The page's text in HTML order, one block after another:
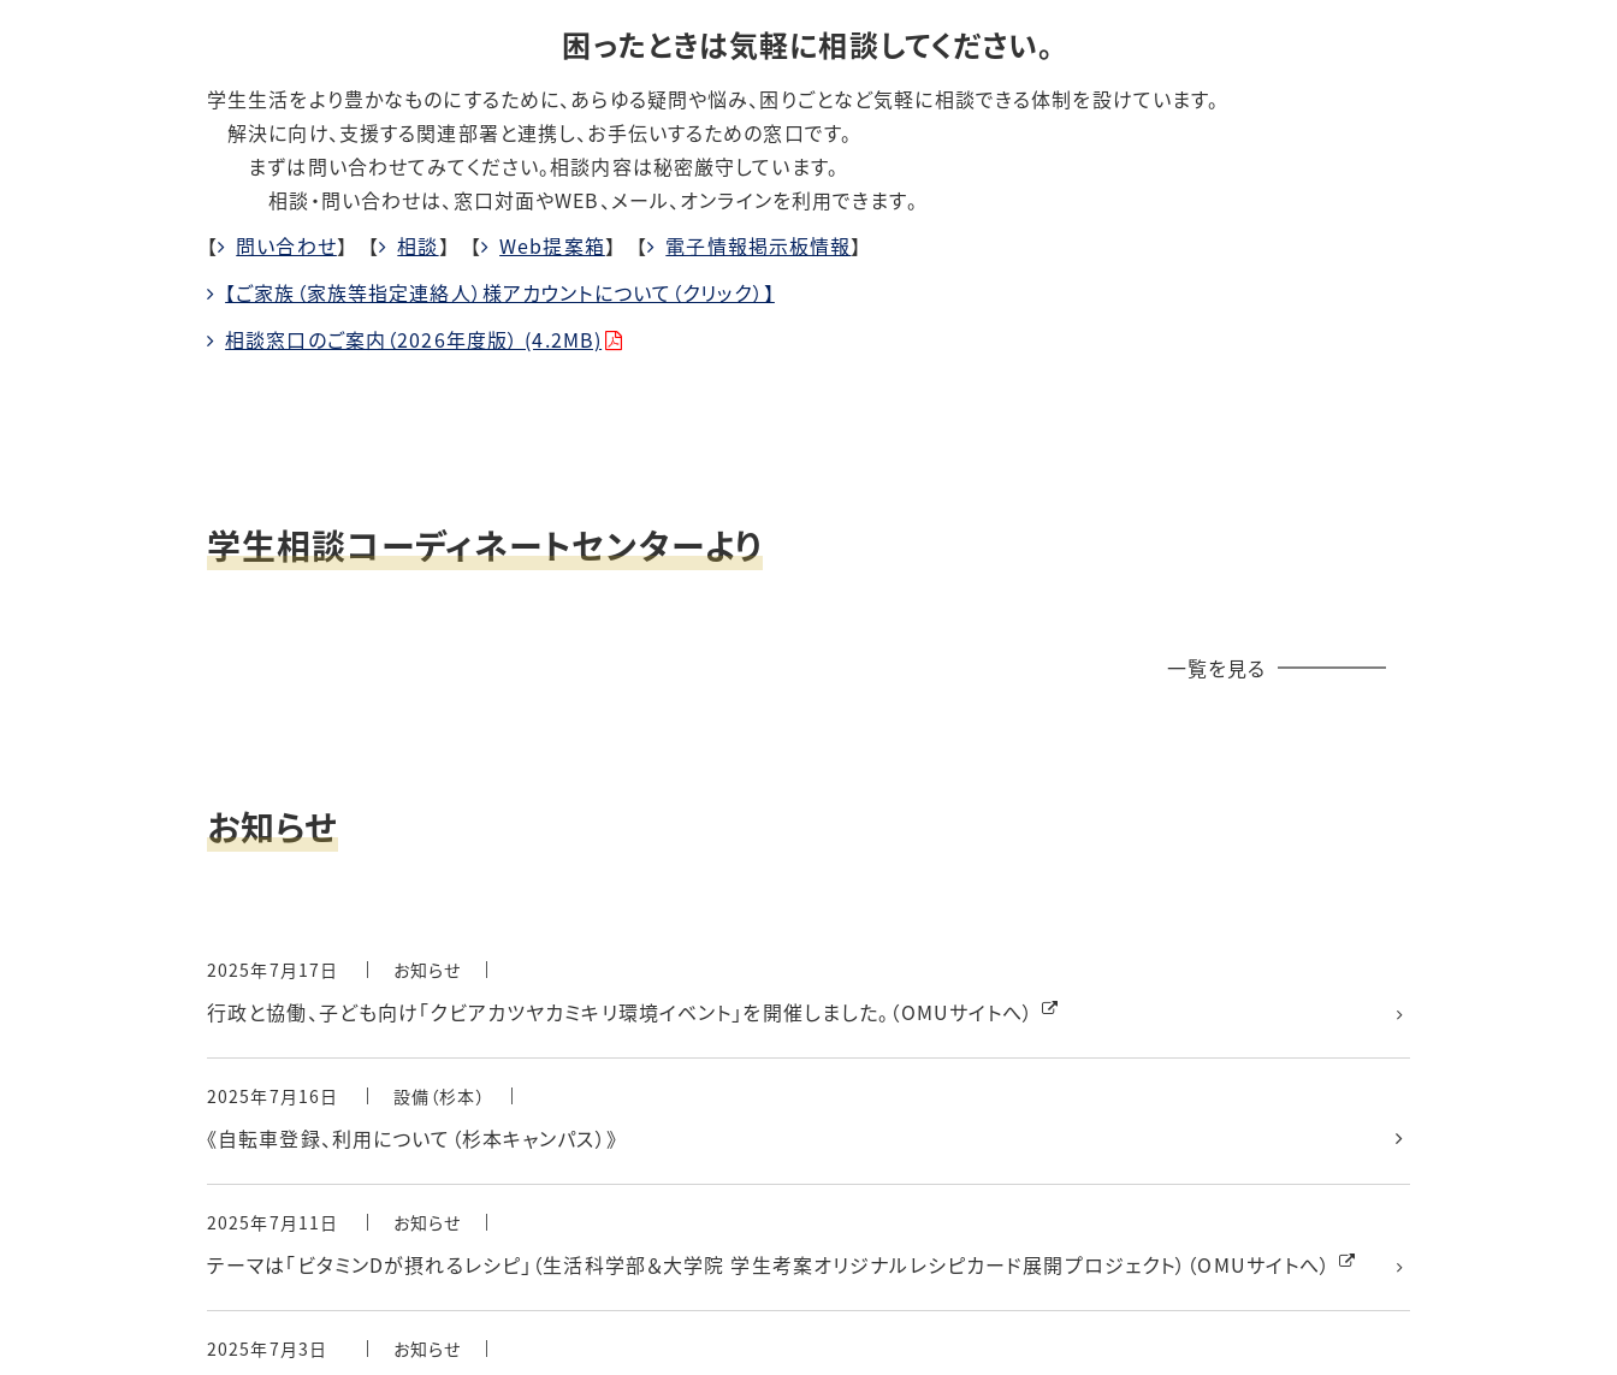
困ったときは気軽に相談してください。
学生生活をより豊かなものにするために、あらゆる疑問や悩み、困りごとなど気軽に相談できる体制を設けています。
解決に向け、支援する関連部署と連携し、お手伝いするための窓口です。
まずは問い合わせてみてください。相談内容は秘密厳守しています。
相談・問い合わせは、窓口対面やWEB、メール、オンラインを利用できます。
【
問い合わせ】 【 相談】 【 Web提案箱】 【 電子情報掲示板情報】
【ご家族（家族等指定連絡人）様アカウントについて（クリック）】
相談窓口のご案内（2026年度版） (4.2MB)
学生相談コーディネートセンターより
一覧を見る
お知らせ
2025年7月17日 お知らせ
行政と協働、子ども向け「クビアカツヤカミキリ環境イベント」を開催しました。（OMUサイトへ）
2025年7月16日 設備（杉本）
《自転車登録、利用について（杉本キャンパス）》
2025年7月11日 お知らせ
テーマは「ビタミンDが摂れるレシピ」（生活科学部＆大学院 学生考案オリジナルレシピカード展開プロジェクト）（OMUサイトへ）
2025年7月3日 お知らせ